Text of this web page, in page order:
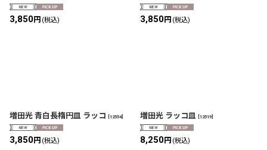
3,850円 (税込) 3,850円 (税込)
増田光 青白長楕円皿 ラッコ 12554]
3,850円 (税込)
増田光 ラッコ皿 12519
8,250円 (税込)